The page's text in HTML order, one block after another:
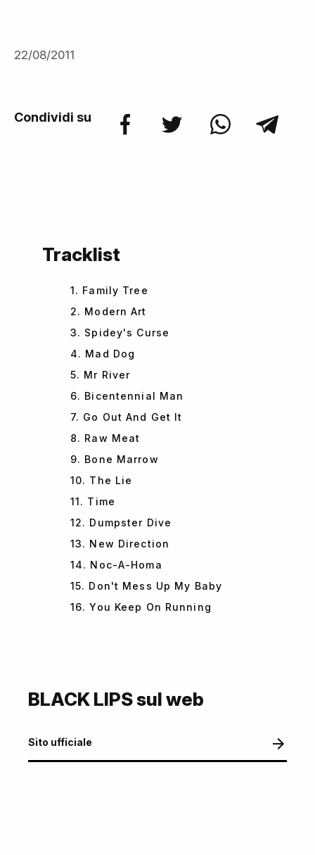
22/08/2011
Condividi su
Tracklist
1. Family Tree
2. Modern Art
3. Spidey's Curse
4. Mad Dog
5. Mr River
6. Bicentennial Man
7. Go Out And Get It
8. Raw Meat
9. Bone Marrow
10. The Lie
11. Time
12. Dumpster Dive
13. New Direction
14. Noc-A-Homa
15. Don't Mess Up My Baby
16. You Keep On Running
BLACK LIPS sul web
Sito ufficiale